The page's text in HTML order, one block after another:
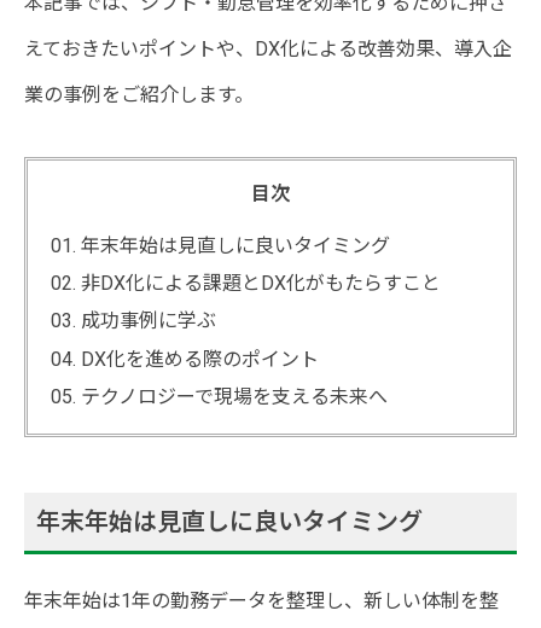
えておきたいポイントや、DX化による改善効果、導入企
業の事例をご紹介します。
目次
年末年始は見直しに良いタイミング
非DX化による課題とDX化がもたらすこと
成功事例に学ぶ
DX化を進める際のポイント
テクノロジーで現場を支える未来へ
年末年始は見直しに良いタイミング
年末年始は1年の勤務データを整理し、新しい体制を整